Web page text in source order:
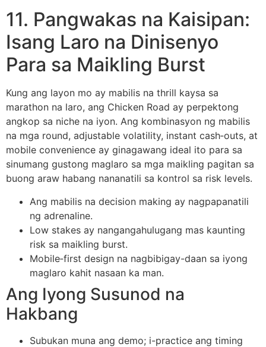
11. Pangwakas na Kaisipan:
Isang Laro na Dinisenyo
Para sa Maikling Burst
Kung ang layon mo ay mabilis na thrill kaysa sa
marathon na laro, ang Chicken Road ay perpektong
angkop sa niche na iyon. Ang kombinasyon ng mabilis
na mga round, adjustable volatility, instant cash‑outs, at
mobile convenience ay ginagawang ideal ito para sa
sinumang gustong maglaro sa mga maikling pagitan sa
buong araw habang nananatili sa kontrol sa risk levels.
Ang mabilis na decision making ay nagpapanatili
ng adrenaline.
Low stakes ay nangangahulugang mas kaunting
risk sa maikling burst.
Mobile‑first design na nagbibigay-daan sa iyong
maglaro kahit nasaan ka man.
Ang Iyong Susunod na
Hakbang
Subukan muna ang demo; i-practice ang timing